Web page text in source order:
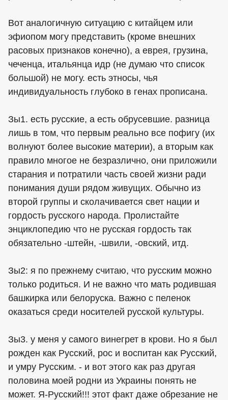
Вот аналогичную ситуацию с китайцем или
эфиопом могу представить (кроме внешних
расовых признаков конечно), а еврея, грузина,
чеченца, итальянца идр (не думаю что список
большой) не могу. есть этносы, чья
индивидуальность глубоко в генах прописана.
Зы1. есть русские, а есть обрусевшие. разница
лишь в том, что первым реально все пофигу (их
волнуют более высокие материи), а вторым как
правило многое не безразлично, они приложили
старания и потратили часть своей жизни ради
понимания души рядом живущих. Обычно из
второй группы и сколачивается свет нации и
гордость русского народа. Пролистайте
энциклопедию что не русская гордость так
обязательно -штейн, -швили, -овский, итд.
Зы2: я по прежнему считаю, что русским можно
только родиться. И не важно что мать родившая
башкирка или белоруска. Важно с пеленок
оказаться среди носителей русской культуры.
Зы3. у меня у самого винегрет в крови. Но я был
рожден как Русский, рос и воспитан как Русский,
и умру Русским. - и вот этого как раз другая
половина моей родни из Украины понять не
может. Я-Русский!!! этот факт даже обрезание не